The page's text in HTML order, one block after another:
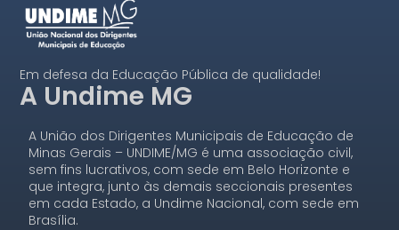
Em defesa da Educação Pública de qualidade!
A Undime MG
A União dos Dirigentes Municipais de Educação de
Minas Gerais – UNDIME/MG é uma associação civil,
sem fins lucrativos, com sede em Belo Horizonte e
que integra, junto às demais seccionais presentes
em cada Estado, a Undime Nacional, com sede em
Brasília.